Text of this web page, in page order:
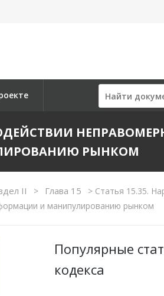
РЫНКОМ
II > Глава 15 >Статья 15.35.
и манипулированию рынком
Популярные
кодекса